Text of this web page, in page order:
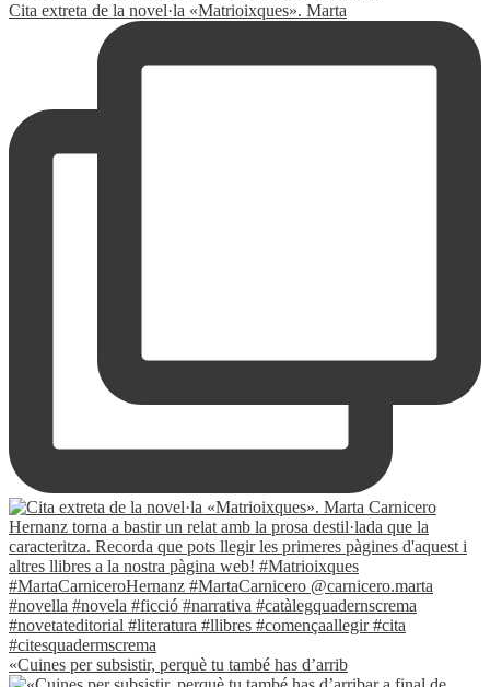
Cita extreta de la novel·la «Matrioixques». Marta
«Cuines per subsistir, perquè tu també has d’arrib